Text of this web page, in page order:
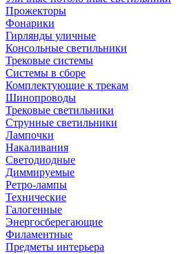
Прожекторы
Фонарики
Гирлянды уличные
Консольные светильники
Трековые системы
Системы в сборе
Комплектующие к трекам
Шинопроводы
Трековые светильники
Струнные светильники
Лампочки
Накаливания
Светодиодные
Диммируемые
Ретро-лампы
Технические
Галогенные
Энергосберегающие
Филаментные
Предметы интерьера